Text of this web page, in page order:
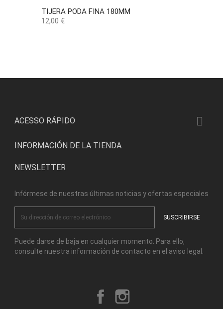
TIJERA PODA FINA 180MM
Precio
12,00 €
ACESSO RÁPIDO 
INFORMACIÓN DE LA TIENDA
NEWSLETTER
Infórmese de nuestras últimas noticias y ofertas especiales
Puede darse de baja en cualquier momento. Para ello,
consulte nuestra información de contacto en el aviso legal.
Facebook